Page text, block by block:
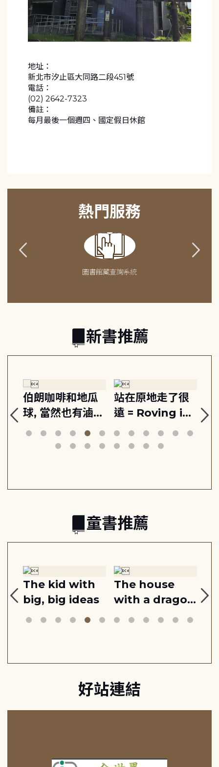
地址：
新北市汐止區大同路二段451號
電話：
(02) 2642-7323
備註：
每月最後一個週四、國定假日休館
熱門服務
圖書館藏查詢系統
新書推薦
伯朗咖啡和地瓜
球, 當然也有滷肉
飯
站在原地走了很
遠 = Roving in
the zone
宴
童書推薦
The kid with
big, big ideas
The house
with a dragon
in it
在
好站連結